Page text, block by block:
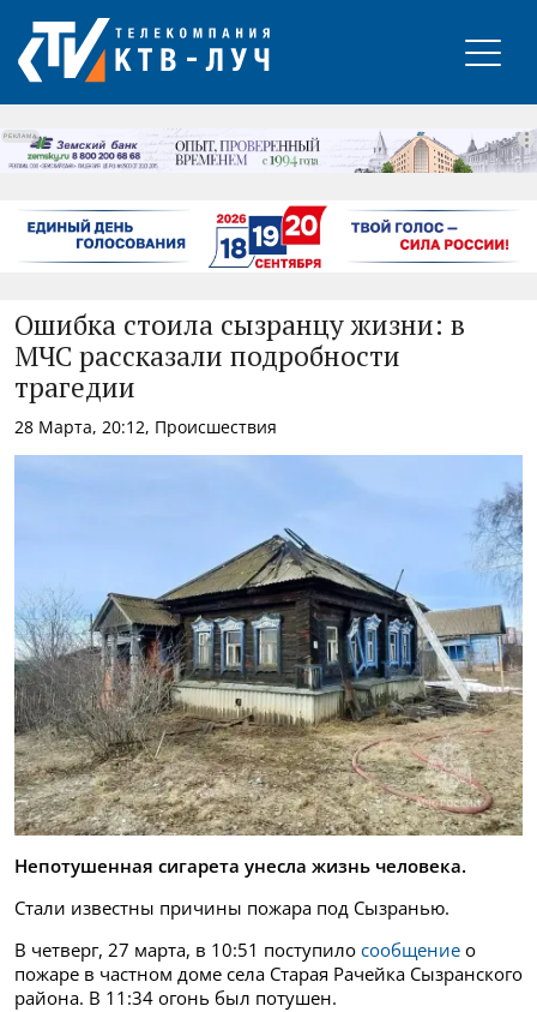
РЕКЛАМА
Ошибка стоила сызранцу жизни: в
МЧС рассказали подробности
трагедии
28 Марта, 20:12, Происшествия
Непотушенная сигарета унесла жизнь человека.
Стали известны причины пожара под Сызранью.
В четверг, 27 марта, в 10:51 поступило сообщение о
пожаре в частном доме села Старая Рачейка Сызранского
района. В 11:34 огонь был потушен.